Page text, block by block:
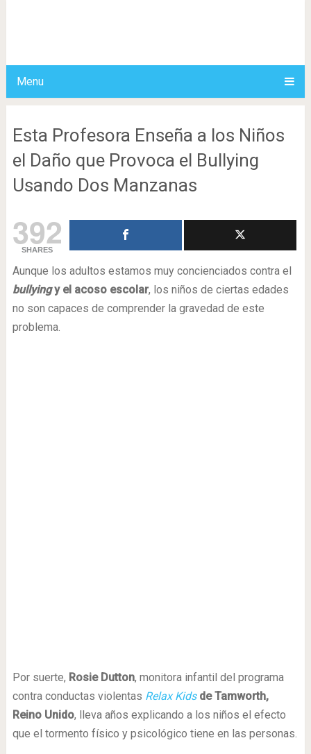
Menu
Esta Profesora Enseña a los Niños
el Daño que Provoca el Bullying
Usando Dos Manzanas
392
SHARES
Aunque los adultos estamos muy concienciados contra el
bullyingy el acoso escolar, los niños de ciertas edades
no son capaces de comprender la gravedad de este
problema.
Por suerte, Rosie Dutton, monitora infantil del programa
contra conductas violentas Relax Kids de Tamworth,
Reino Unido, lleva años explicando a los niños el efecto
que el tormento físico y psicológico tiene en las personas.